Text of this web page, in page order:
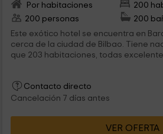
Por habitaciones
200
200 personas
200
Este exótico hotel se encuentra en
cerca de la ciudad de Bilbao. Tiene
que 203 habitaciones, todas
Contacto directo
Cancelación 7 días antes
VER OFERTA